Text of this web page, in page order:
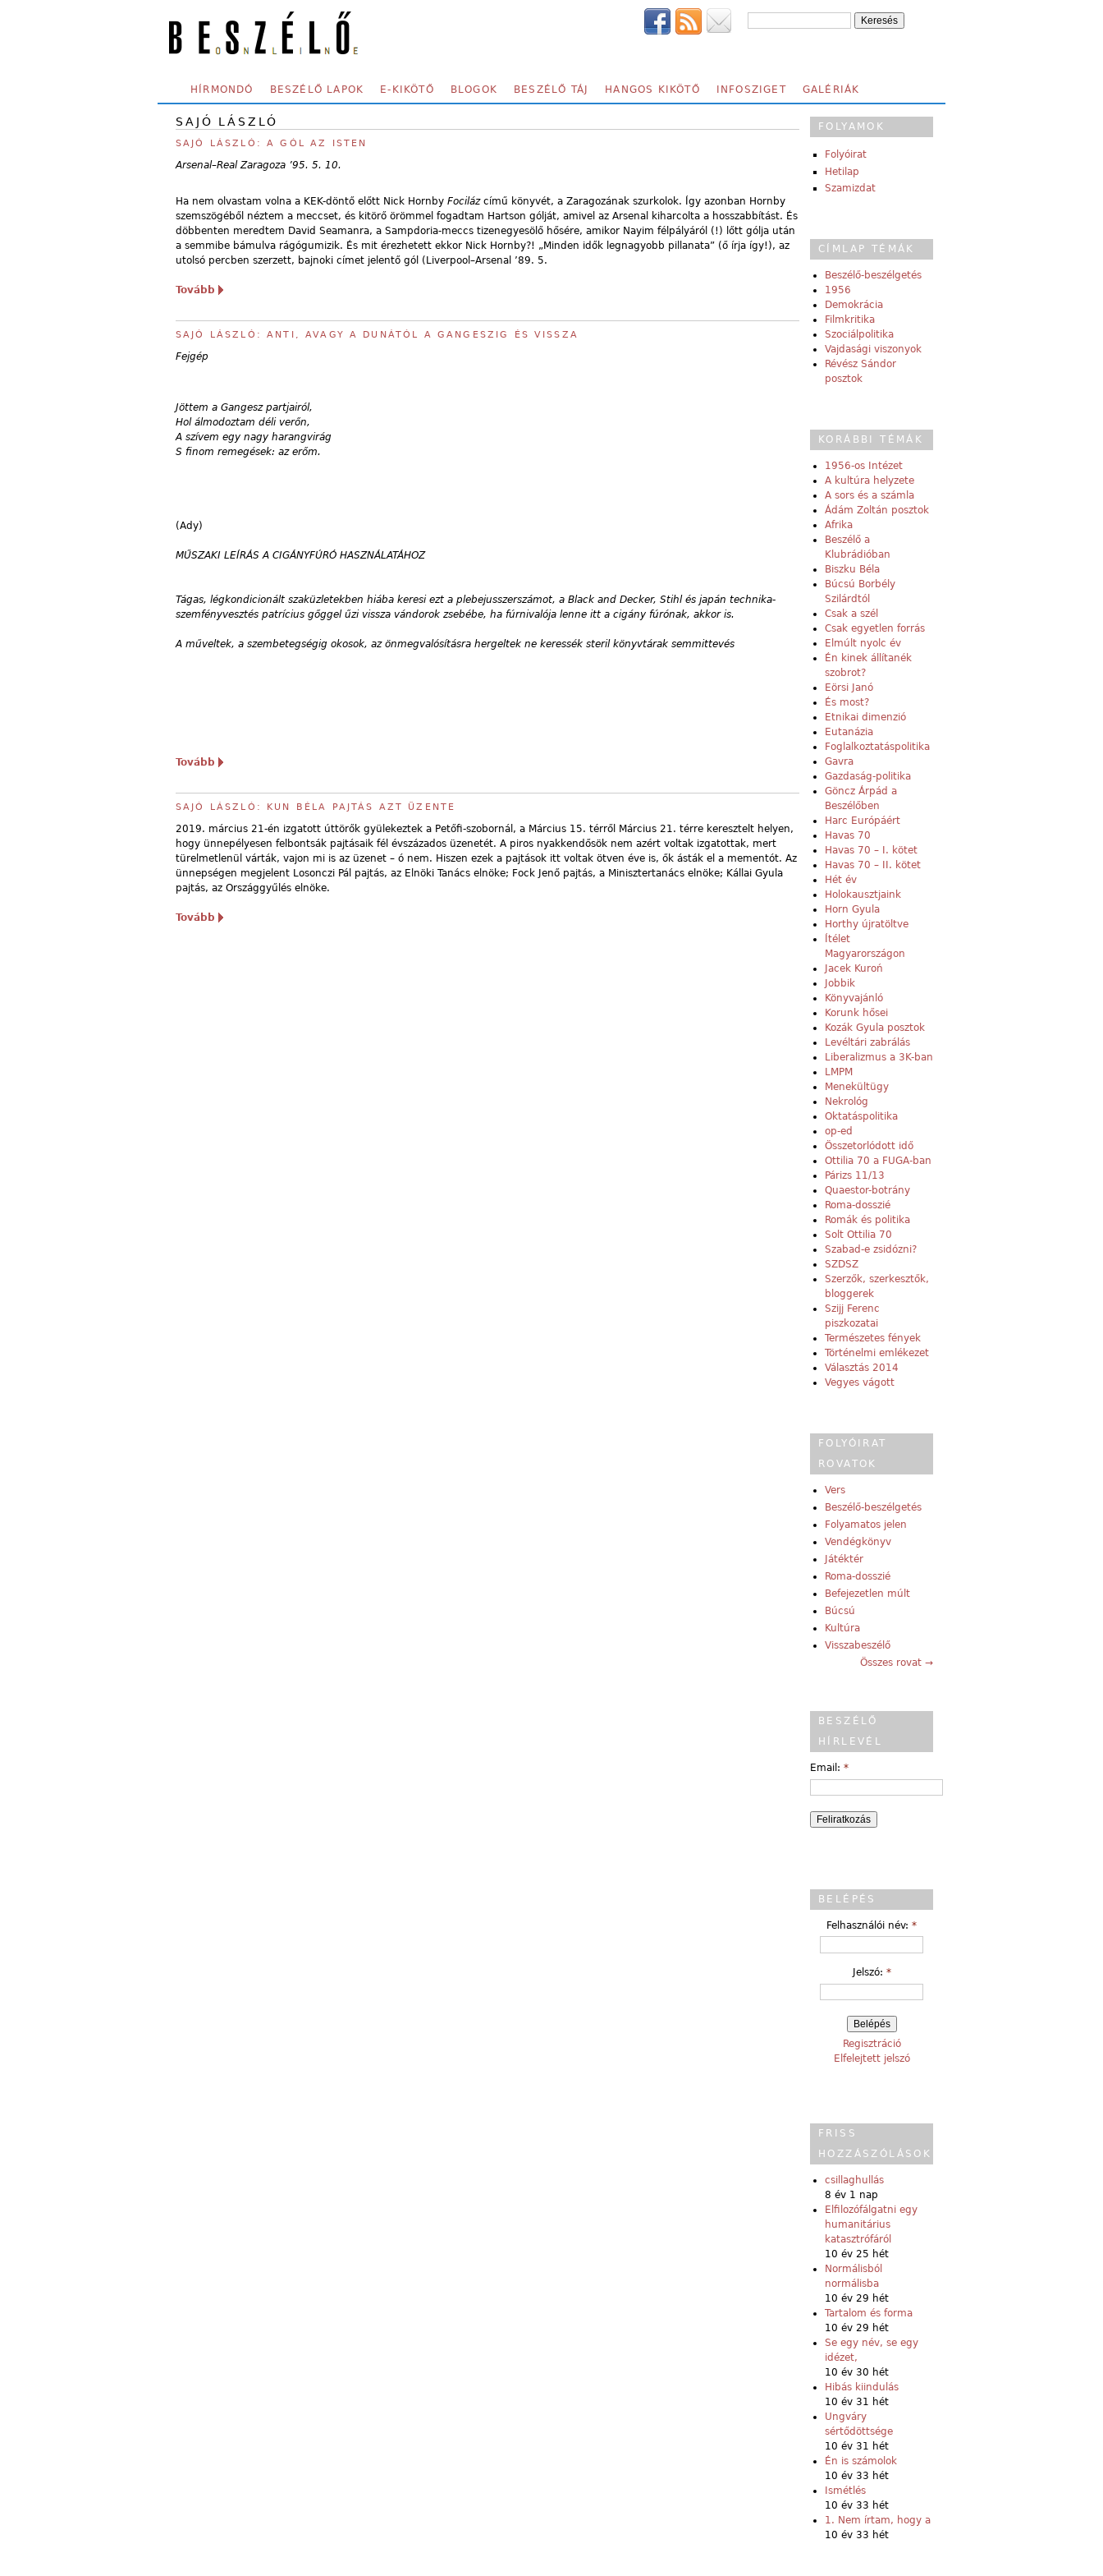
SECONDARY MENU
HÍRMONDÓ BESZÉLŐ LAPOK E-KIKÖTŐ BLOGOK BESZÉLŐ TÁJ HANGOS KIKÖTŐ INFOSZIGET GALÉRIÁK
SAJÓ LÁSZLÓ
SAJÓ LÁSZLÓ: A GÓL AZ ISTEN
Arsenal–Real Zaragoza ’95. 5. 10.
Ha nem olvastam volna a KEK-döntő előtt Nick Hornby Focilázcímű könyvét, a Zaragozának szurkolok. Így azonban Hornby
szemszögéből néztem a meccset, és kitörő örömmel fogadtam Hartson gólját, amivel az Arsenal kiharcolta a hosszabbítást. És
döbbenten meredtem David Seamanra, a Sampdoria-meccs tizenegyesölő hősére, amikor Nayim félpályáról (!) lőtt gólja után
a semmibe bámulva rágógumizik. És mit érezhetett ekkor Nick Hornby?! „Minden idők legnagyobb pillanata” (ő írja így!), az
utolsó percben szerzett, bajnoki címet jelentő gól (Liverpool–Arsenal ’89. 5.
Tovább
SAJÓ LÁSZLÓ: ANTI, AVAGY A DUNÁTÓL A GANGESZIG ÉS VISSZA
Fejgép
Jöttem a Gangesz partjairól,
Hol álmodoztam déli verőn,
A szívem egy nagy harangvirág
S finom remegések: az erőm.
(Ady)
MŰSZAKI LEÍRÁS A CIGÁNYFÚRÓ HASZNÁLATÁHOZ
Tágas, légkondicionált szaküzletekben hiába keresi ezt a plebejusszerszámot, a Black and Decker, Stihl és japán technika-
szemfényvesztés patrícius gőggel űzi vissza vándorok zsebébe, ha fúrnivalója lenne itt a cigány fúrónak, akkor is.
A műveltek, a szembetegségig okosok, az önmegvalósításra hergeltek ne keressék steril könyvtárak semmittevés
Tovább
SAJÓ LÁSZLÓ: KUN BÉLA PAJTÁS AZT ÜZENTE
2019. március 21-én izgatott úttörők gyülekeztek a Petőfi-szobornál, a Március 15. térről Március 21. térre keresztelt helyen,
hogy ünnepélyesen felbontsák pajtá­saik fél évszázados üzenetét. A piros nyakkendősök nem azért voltak izgatottak, mert
türelmetlenül várták, vajon mi is az üzenet – ó nem. Hiszen ezek a pajtások itt voltak ötven éve is, ők ásták el a mementót. Az
ünnepségen megjelent Losonczi Pál pajtás, az Elnöki Tanács elnöke; Fock Jenő pajtás, a Minisztertanács elnöke; Kállai Gyula
pajtás, az Országgyűlés elnöke.
Tovább
FOLYAMOK
Folyóirat
Hetilap
Szamizdat
CÍMLAP TÉMÁK
Beszélő-beszélgetés
1956
Demokrácia
Filmkritika
Szociálpolitika
Vajdasági viszonyok
Révész Sándor
posztok
KORÁBBI TÉMÁK
1956-os Intézet
A kultúra helyzete
A sors és a számla
Ádám Zoltán posztok
Afrika
Beszélő a
Klubrádióban
Biszku Béla
Búcsú Borbély
Szilárdtól
Csak a szél
Csak egyetlen forrás
Elmúlt nyolc év
Én kinek állítanék
szobrot?
Eörsi Janó
És most?
Etnikai dimenzió
Eutanázia
Foglalkoztatáspolitika
Gavra
Gazdaság-politika
Göncz Árpád a
Beszélőben
Harc Európáért
Havas 70
Havas 70 – I. kötet
Havas 70 – II. kötet
Hét év
Holokausztjaink
Horn Gyula
Horthy újratöltve
Ítélet
Magyarországon
Jacek Kuroń
Jobbik
Könyvajánló
Korunk hősei
Kozák Gyula posztok
Levéltári zabrálás
Liberalizmus a 3K-ban
LMPM
Menekültügy
Nekrológ
Oktatáspolitika
op-ed
Összetorlódott idő
Ottilia 70 a FUGA-ban
Párizs 11/13
Quaestor-botrány
Roma-dosszié
Romák és politika
Solt Ottilia 70
Szabad-e zsidózni?
SZDSZ
Szerzők, szerkesztők,
bloggerek
Szijj Ferenc
piszkozatai
Természetes fények
Történelmi emlékezet
Választás 2014
Vegyes vágott
FOLYÓIRAT
ROVATOK
Vers
Beszélő-beszélgetés
Folyamatos jelen
Vendégkönyv
Játéktér
Roma-dosszié
Befejezetlen múlt
Búcsú
Kultúra
Visszabeszélő
Összes rovat →
BESZÉLŐ
HÍRLEVÉL
Email: *
BELÉPÉS
Felhasználói név: *
Jelszó: *
Regisztráció
Elfelejtett jelszó
FRISS
HOZZÁSZÓLÁSOK
csillaghullás
8 év 1 nap
Elfilozófálgatni egy
humanitárius
katasztrófáról
10 év 25 hét
Normálisból
normálisba
10 év 29 hét
Tartalom és forma
10 év 29 hét
Se egy név, se egy
idézet,
10 év 30 hét
Hibás kiindulás
10 év 31 hét
Ungváry
sértődöttsége
10 év 31 hét
Én is számolok
10 év 33 hét
Ismétlés
10 év 33 hét
1. Nem írtam, hogy a
10 év 33 hét